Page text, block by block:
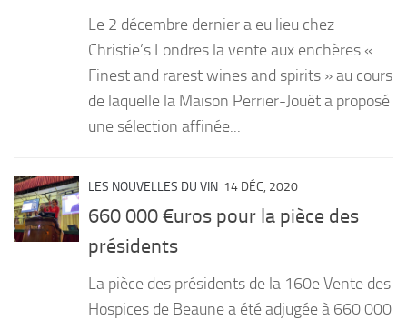
Desserts
Le 2 décembre dernier a eu lieu chez
Christie’s Londres la vente aux enchères «
Finest and rarest wines and spirits » au cours
de laquelle la Maison Perrier-Jouët a proposé
une sélection affinée...
LES NOUVELLES DU VIN 14 DÉC, 2020
660 000 €uros pour la pièce des
présidents
La pièce des présidents de la 160e Vente des
Hospices de Beaune a été adjugée à 660 000